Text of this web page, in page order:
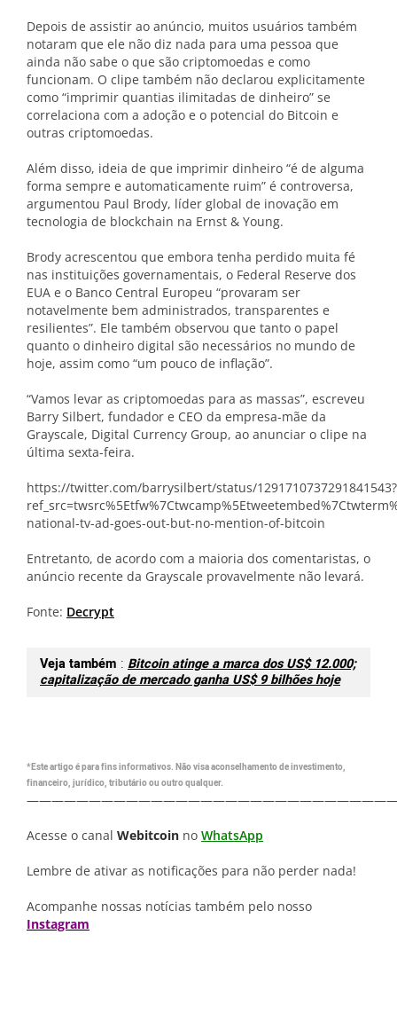
Depois de assistir ao anúncio, muitos usuários também
notaram que ele não diz nada para uma pessoa que
ainda não sabe o que são criptomoedas e como
funcionam. O clipe também não declarou explicitamente
como “imprimir quantias ilimitadas de dinheiro” se
correlaciona com a adoção e o potencial do Bitcoin e
outras criptomoedas.
Além disso, ideia de que imprimir dinheiro “é de alguma
forma sempre e automaticamente ruim” é controversa,
argumentou Paul Brody, líder global de inovação em
tecnologia de blockchain na Ernst & Young.
Brody acrescentou que embora tenha perdido muita fé
nas instituições governamentais, o Federal Reserve dos
EUA e o Banco Central Europeu “provaram ser
notavelmente bem administrados, transparentes e
resilientes”. Ele também observou que tanto o papel
quanto o dinheiro digital são necessários no mundo de
hoje, assim como “um pouco de inflação”.
“Vamos levar as criptomoedas para as massas”, escreveu
Barry Silbert, fundador e CEO da empresa-mãe da
Grayscale, Digital Currency Group, ao anunciar o clipe na
última sexta-feira.
https://twitter.com/barrysilbert/status/1291710737291841543?
national-tv-ad-goes-out-but-no-mention-of-bitcoin
Entretanto, de acordo com a maioria dos comentaristas, o
anúncio recente da Grayscale provavelmente não levará.
Fonte: Decrypt
Veja também : Bitcoin atinge a marca dos US$ 12.000;
capitalização de mercado ganha US$ 9 bilhões hoje
*Este artigo é para fins informativos. Não visa aconselhamento de investimento,
financeiro, jurídico, tributário ou outro qualquer.
Acesse o canal Webitcoin no WhatsApp
Lembre de ativar as notificações para não perder nada!
Acompanhe nossas notícias também pelo nosso
Instagram